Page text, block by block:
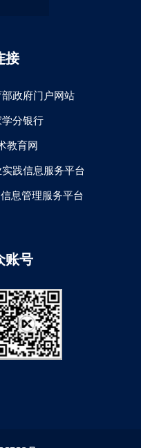
接
政府门户网站
分银行
教育网
践信息服务平台
息管理服务平台
账号